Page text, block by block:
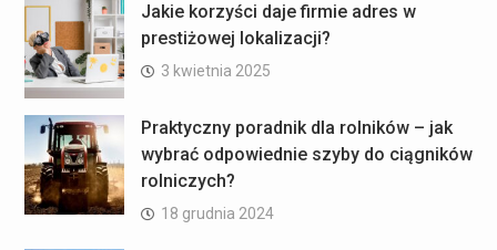
Jakie korzyści daje firmie adres w
prestiżowej lokalizacji?
3 kwietnia 2025
Praktyczny poradnik dla rolników – jak
wybrać odpowiednie szyby do ciągników
rolniczych?
18 grudnia 2024